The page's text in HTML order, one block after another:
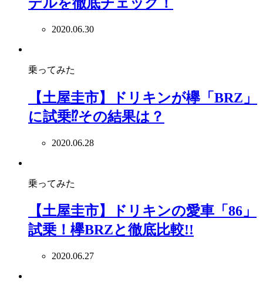
2020.06.30
乗ってみた
【土屋圭市】ドリキンが欅「BRZ」
に試乗⁉その結果は？
2020.06.28
乗ってみた
【土屋圭市】ドリキンの愛車「86」
試乗！欅BRZと徹底比較!!
2020.06.27